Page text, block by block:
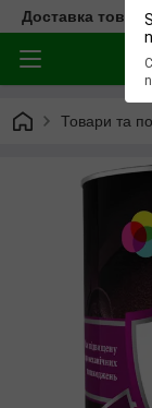
Доставка
Товари та